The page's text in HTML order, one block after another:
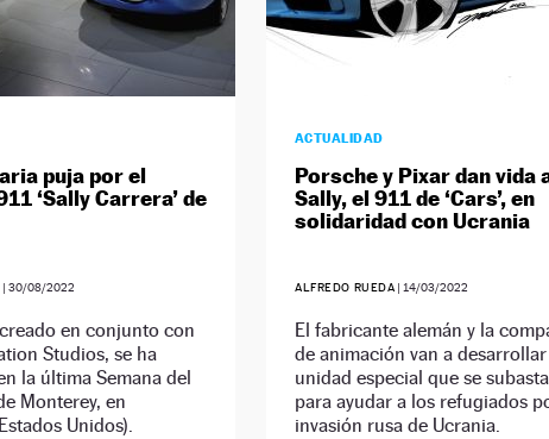
puja por el
‘Sally Carrera’ de
| 30/08/2022
en conjunto con
Studios, se ha
la última Semana del
Monterey, en
Unidos).
ACTUALIDAD
Porsche y Pixar dan vida
Sally, el 911 de ‘Cars’, en
solidaridad con Ucrania
ALFREDO RUEDA | 14/03/2022
El fabricante alemán y la
de animación van a
unidad especial que se
para ayudar a los refugiados
invasión rusa de Ucrania.